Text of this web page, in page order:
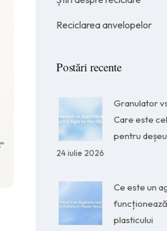
Reciclarea anvelopelor
Postări recente
Granulator
Care este
pentru
24 iulie 2026
Ce este un
plasticului